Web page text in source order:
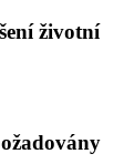
životní